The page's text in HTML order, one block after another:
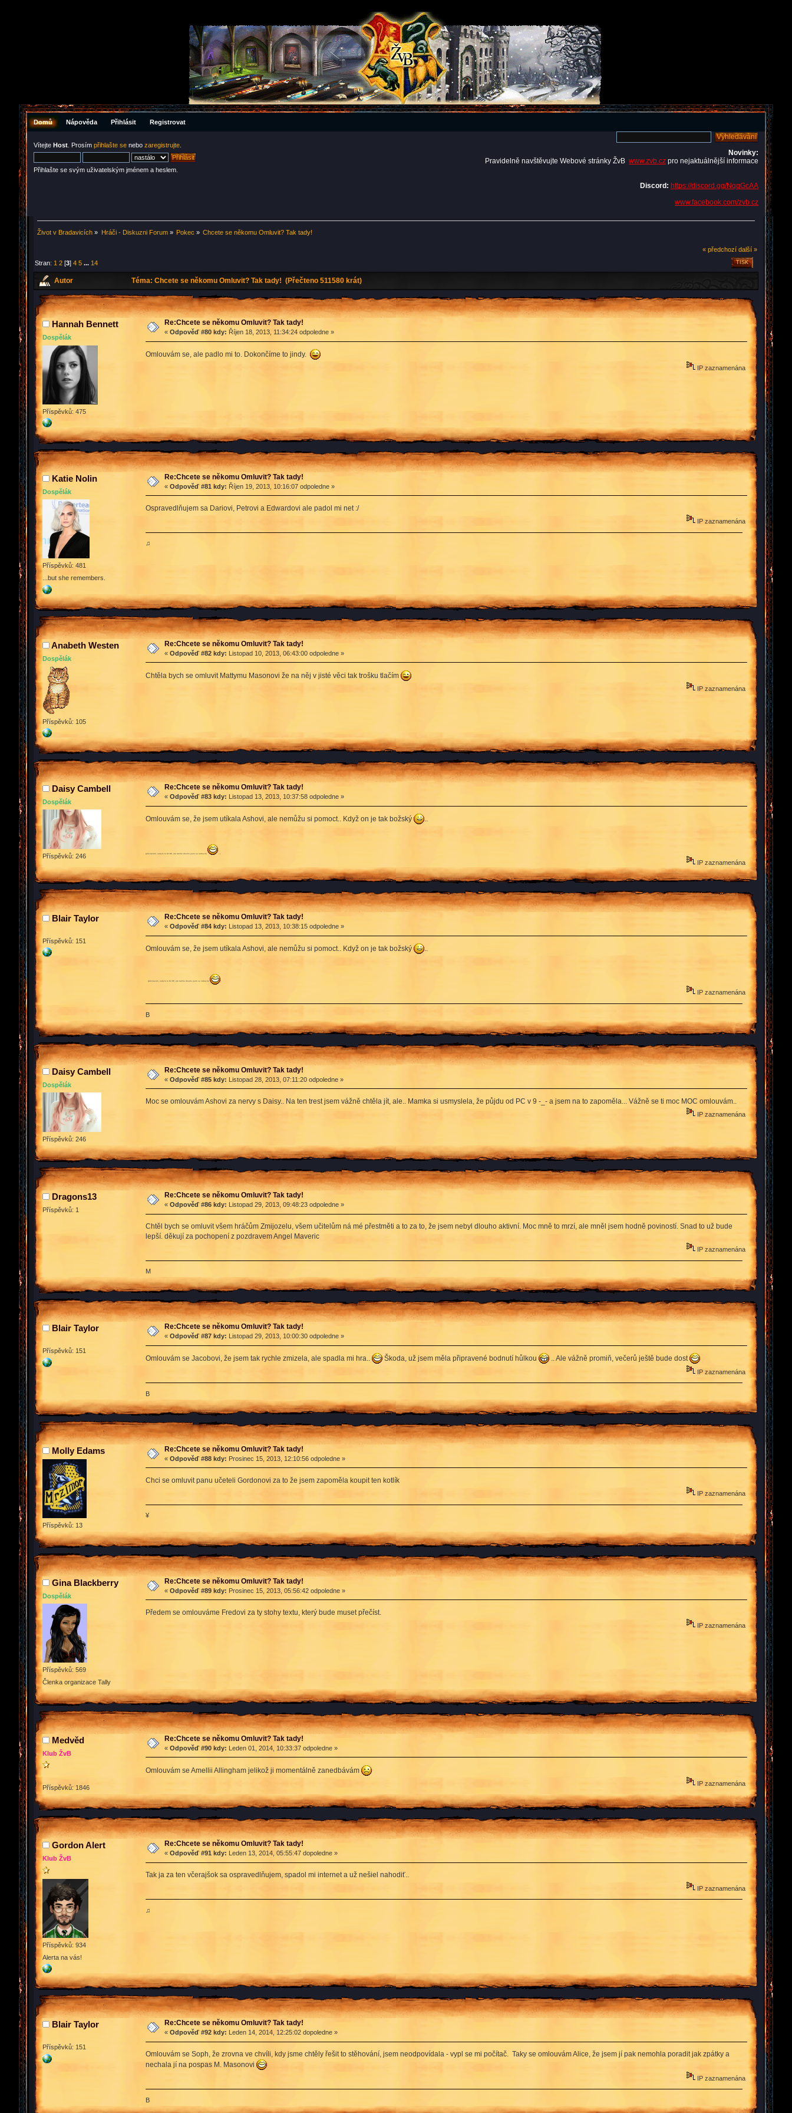
Domů Nápověda Přihlásit Registrovat
Vítejte Host . Prosím přihlašte se nebo zaregistrujte
Přihlašte se svým uživatelským jménem a heslem.
Novinky:
Pravidelně navštěvujte Webové stránky ŽvB www.zvb.cz pro nejaktuálnější informace
Discord: https://discord.gg/NqqGcAA
www.facebook.com/zvb.cz
Život v Bradavicích » Hráči - Diskuzni Forum» Pokec » Chcete se někomu Omluvit? Tak tady!
« předchozí další »
TISK
Stran: 1 2 [3]4 5 ... 14
Autor Téma: Chcete se někomu Omluvit? Tak tady! (Přečteno 511580 krát)
Hannah Bennett
Dospělák
Příspěvků: 475
Re:Chcete se někomu Omluvit? Tak tady!
« Odpověď #80 kdy: Říjen 18, 2013, 11:34:24 odpoledne »
Omlouvám se, ale padlo mi to. Dokončíme to jindy.
IP zaznamenána
Katie Nolin
Dospělák
Příspěvků: 481
...but she remembers.
Re:Chcete se někomu Omluvit? Tak tady!
« Odpověď #81 kdy: Říjen 19, 2013, 10:16:07 odpoledne »
Ospravedlňujem sa Dariovi, Petrovi a Edwardovi ale padol mi net :/
IP zaznamenána
♫
Anabeth Westen
Dospělák
Příspěvků: 105
Re:Chcete se někomu Omluvit? Tak tady!
« Odpověď #82 kdy: Listopad 10, 2013, 06:43:00 odpoledne »
Chtěla bych se omluvit Mattymu Masonovi že na něj v jisté věci tak trošku tlačím
IP zaznamenána
Daisy Cambell
Dospělák
Příspěvků: 246
Re:Chcete se někomu Omluvit? Tak tady!
« Odpověď #83 kdy: Listopad 13, 2013, 10:37:58 odpoledne »
Omlouvám se, že jsem utíkala Ashovi, ale nemůžu si pomoct.. Když on je tak božský ..
(přiznávám, nebylo to fér RP, ale takhle dlouho jsem se nebavila
IP zaznamenána
Blair Taylor
Příspěvků: 151
Re:Chcete se někomu Omluvit? Tak tady!
« Odpověď #84 kdy: Listopad 13, 2013, 10:38:15 odpoledne »
Omlouvám se, že jsem utíkala Ashovi, ale nemůžu si pomoct.. Když on je tak božský ..
(přiznávám, nebylo to fér RP, ale takhle dlouho jsem se nebavila )
IP zaznamenána
B
Daisy Cambell
Dospělák
Příspěvků: 246
Re:Chcete se někomu Omluvit? Tak tady!
« Odpověď #85 kdy: Listopad 28, 2013, 07:11:20 odpoledne »
Moc se omlouvám Ashovi za nervy s Daisy.. Na ten trest jsem vážně chtěla jít, ale.. Mamka si usmyslela, že půjdu od PC v 9 -_- a jsem na to zapoměla... Vážně se ti moc MOC omlouvám..
IP zaznamenána
Dragons13
Příspěvků: 1
Re:Chcete se někomu Omluvit? Tak tady!
« Odpověď #86 kdy: Listopad 29, 2013, 09:48:23 odpoledne »
Chtěl bych se omluvit všem hráčům Zmijozelu, všem učitelům ná mé přestměti a to za to, že jsem nebyl dlouho aktivní. Moc mně to mrzí, ale mněl jsem hodně poviností. Snad to už bude
lepší. děkují za pochopení z pozdravem Angel Maveric
IP zaznamenána
M
Blair Taylor
Příspěvků: 151
Re:Chcete se někomu Omluvit? Tak tady!
« Odpověď #87 kdy: Listopad 29, 2013, 10:00:30 odpoledne »
Omlouvám se Jacobovi, že jsem tak rychle zmizela, ale spadla mi hra.. Škoda, už jsem měla připravené bodnutí hůlkou .. Ale vážně promiň, večerů ještě bude dost
IP zaznamenána
B
Molly Edams
Příspěvků: 13
Re:Chcete se někomu Omluvit? Tak tady!
« Odpověď #88 kdy: Prosinec 15, 2013, 12:10:56 odpoledne »
Chci se omluvit panu učeteli Gordonovi za to že jsem zapoměla koupit ten kotlík
IP zaznamenána
¥
Gina Blackberry
Dospělák
Příspěvků: 569
Členka organizace Tally
Re:Chcete se někomu Omluvit? Tak tady!
« Odpověď #89 kdy: Prosinec 15, 2013, 05:56:42 odpoledne »
Předem se omlouváme Fredovi za ty stohy textu, který bude muset přečíst.
IP zaznamenána
Medvěd
Klub ŽvB
Příspěvků: 1846
Re:Chcete se někomu Omluvit? Tak tady!
« Odpověď #90 kdy: Leden 01, 2014, 10:33:37 odpoledne »
Omlouvám se Amellii Allingham jelikož ji momentálně zanedbávám
IP zaznamenána
Gordon Alert
Klub ŽvB
Příspěvků: 934
Alerta na vás!
Re:Chcete se někomu Omluvit? Tak tady!
« Odpověď #91 kdy: Leden 13, 2014, 05:55:47 dopoledne »
Tak ja za ten včerajšok sa ospravedlňujem, spadol mi internet a už nešiel nahodiť..
IP zaznamenána
♫
Blair Taylor
Příspěvků: 151
Re:Chcete se někomu Omluvit? Tak tady!
« Odpověď #92 kdy: Leden 14, 2014, 12:25:02 dopoledne »
Omlouvám se Soph, že zrovna ve chvíli, kdy jsme chtěly řešit to stěhování, jsem neodpovídala - vypl se mi počítač. Taky se omlouvám Alice, že jsem jí pak nemohla poradit jak zpátky a
nechala jí na pospas M. Masonovi
IP zaznamenána
B